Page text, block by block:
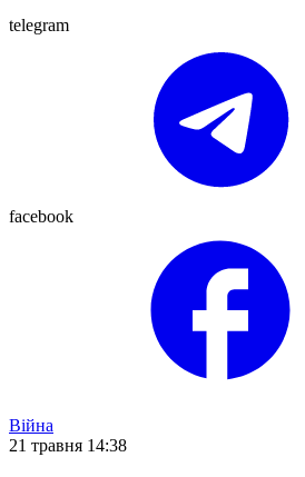
telegram
facebook
Війна
21 травня 14:38